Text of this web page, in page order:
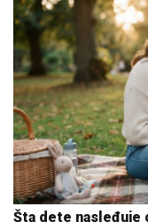
Šta dete nasleđuje